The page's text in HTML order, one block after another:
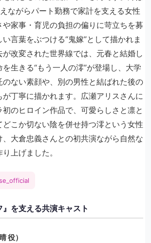
ながらパート勤務で家計を支える女性
や家事・育児の負担の偏りに苛立ちを募
言葉をぶつける“鬼嫁”として描かれま
改変された世界線では、元春と結婚し
生きる“もう一人の澪”が登場し、大学
のない素顔や、別の男性と結ばれた後の
丁寧に描かれます。広瀬アリスさんに
初のヒロイン作品で、可愛らしさと凛と
どこか切ない陰を併せ持つ澪という女性
、大倉忠義さんとの初共演ながら自然な
上げました。
』を支える共演キャスト
役）